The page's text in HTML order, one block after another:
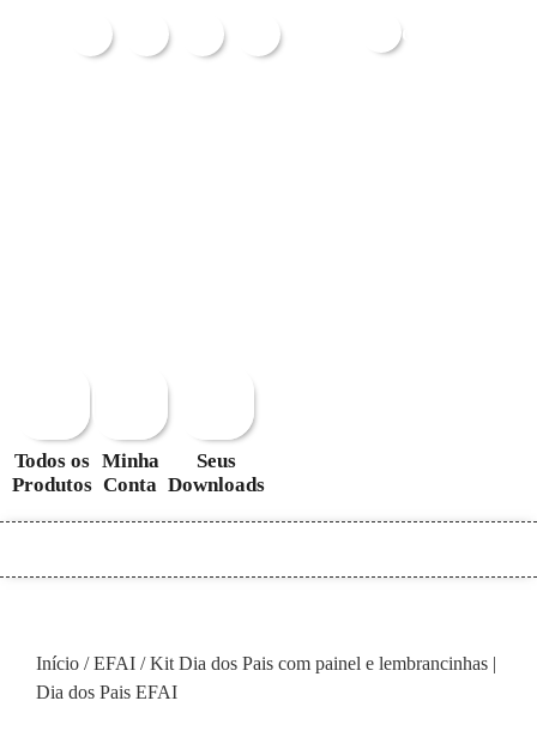
Carrinho
Todos os
Produtos
Minha
Conta
Seus
Downloads
Início /EFAI / Kit Dia dos Pais com painel e lembrancinhas |
Dia dos Pais EFAI